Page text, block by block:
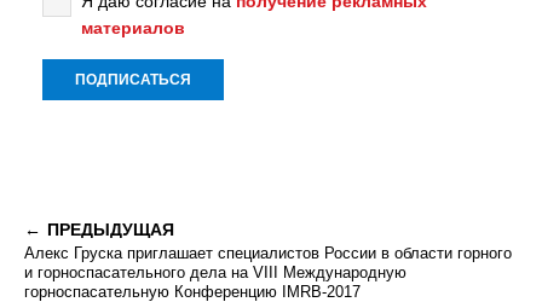
материалов
ПРЕДЫДУЩАЯ
Алекс Груска приглашает специалистов России в области горного
и горноспасательного дела на VIII Международную
горноспасательную Конференцию IMRB-2017